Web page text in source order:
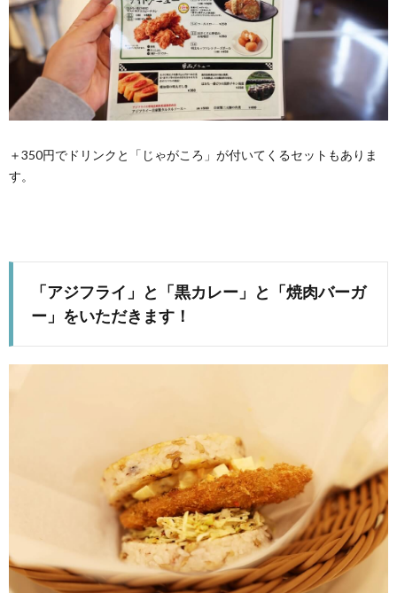
＋350円でドリンクと「じゃがころ」が付いてくるセットもありま
す。
「アジフライ」と「黒カレー」と「焼肉バーガ
ー」をいただきます！